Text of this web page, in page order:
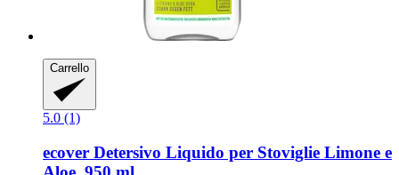
Carrello
5.0 (1)
ecover Detersivo Liquido per Stoviglie Limone e